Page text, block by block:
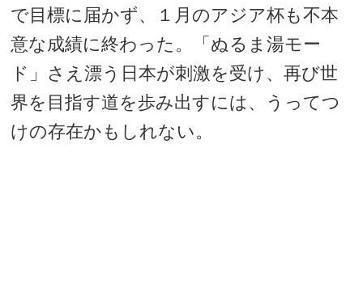
で目標に届かず、１月のアジア杯も不本
意な成績に終わった。「ぬるま湯モー
ド」さえ漂う日本が刺激を受け、再び世
界を目指す道を歩み出すには、うってつ
けの存在かもしれない。